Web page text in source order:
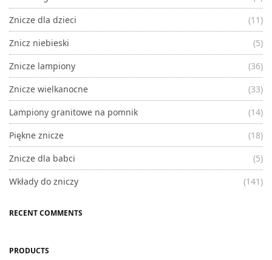
Znicze dla dzieci
(11)
Znicz niebieski
(5)
Znicze lampiony
(36)
Znicze wielkanocne
(33)
Lampiony granitowe na pomnik
(14)
Piękne znicze
(18)
Znicze dla babci
(5)
Wkłady do zniczy
(141)
RECENT COMMENTS
PRODUCTS